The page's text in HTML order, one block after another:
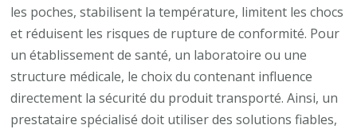
les poches, stabilisent la température, limitent les chocs
et réduisent les risques de rupture de conformité. Pour
un établissement de santé, un laboratoire ou une
structure médicale, le choix du contenant influence
directement la sécurité du produit transporté. Ainsi, un
prestataire spécialisé doit utiliser des solutions fiables,